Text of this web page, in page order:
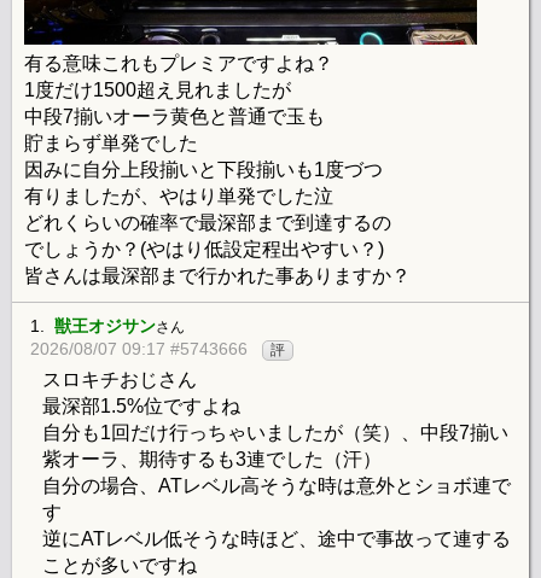
有る意味これもプレミアですよね？
1度だけ1500超え見れましたが
中段7揃いオーラ黄色と普通で玉も
貯まらず単発でした
因みに自分上段揃いと下段揃いも1度づつ
有りましたが、やはり単発でした泣
どれくらいの確率で最深部まで到達するの
でしょうか？(やはり低設定程出やすい？)
皆さんは最深部まで行かれた事ありますか？
1. 獣王オジサンさん
2026/08/07 09:17 #5743666 評
スロキチおじさん
最深部1.5%位ですよね
自分も1回だけ行っちゃいましたが（笑）、中段7揃い
紫オーラ、期待するも3連でした（汗）
自分の場合、ATレベル高そうな時は意外とショボ連で
す
逆にATレベル低そうな時ほど、途中で事故って連する
ことが多いですね